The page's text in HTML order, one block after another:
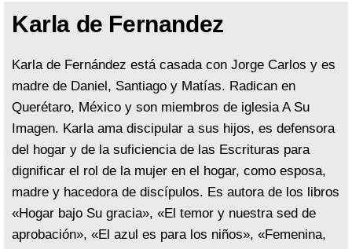
Karla de Fernandez
Karla de Fernández está casada con Jorge Carlos y es
madre de Daniel, Santiago y Matías. Radican en
Querétaro, México y son miembros de iglesia A Su
Imagen. Karla ama discipular a sus hijos, es defensora
del hogar y de la suficiencia de las Escrituras para
dignificar el rol de la mujer en el hogar, como esposa,
madre y hacedora de discípulos. Es autora de los libros
«Hogar bajo Su gracia», «El temor y nuestra sed de
aprobación», «El azul es para los niños», «Femenina,